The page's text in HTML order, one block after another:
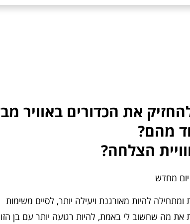
את הכדורים באוויר
מהם?
הצלחה?
מחדש
להיות מאורגנת ויעילה יותר, לסיים משימות
מה שחשוב לי באמת, להיות רגועה יותר עם בן